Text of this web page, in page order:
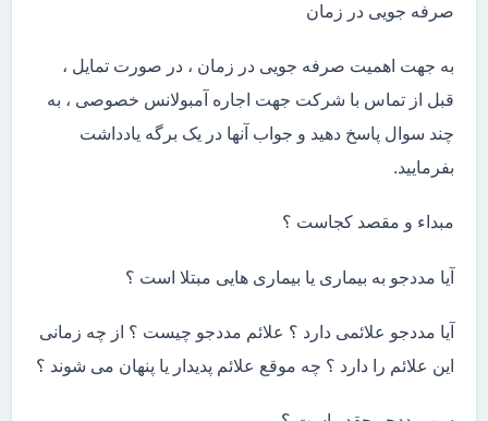
صرفه جویی در زمان
به جهت اهمیت صرفه جویی در زمان ، در صورت تمایل ،
قبل از تماس با شرکت جهت اجاره آمبولانس خصوصی ، به
چند سوال پاسخ دهید و جواب آنها در یک برگه یادداشت
بفرمایید.
مبداء و مقصد کجاست ؟
آیا مددجو به بیماری یا بیماری هایی مبتلا است ؟
آیا مددجو علائمی دارد ؟ علائم مددجو چیست ؟ از چه زمانی
این علائم را دارد ؟ چه موقع علائم پدیدار یا پنهان می شوند ؟